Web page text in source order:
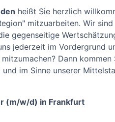
heißt Sie herzlich
mitzuarbeiten. Wir
gegenseitige
jederzeit im Vordergrund
Dann
im Sinne unserer
(m/w/d) in Frankfurt